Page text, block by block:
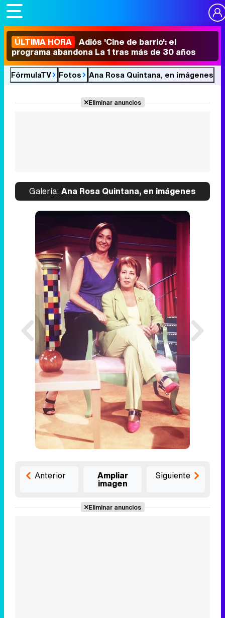
ÚLTIMA HORA Adiós 'Cine de barrio': el
programa abandona La 1 tras más de 30 años
FórmulaTV Fotos Ana Rosa Quintana, en imágenes
Eliminar anuncios
Galería: Ana Rosa Quintana, en imágenes
Anterior Ampliar
imagen
Siguiente
Eliminar anuncios